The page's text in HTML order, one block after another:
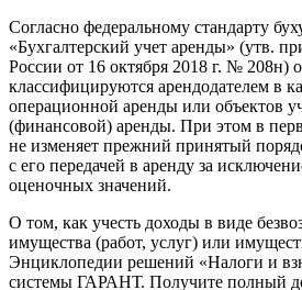
Согласно федеральному стандарту
«Бухгалтерский учет аренды» (утв.
России от 16 октября 2018 г. № 208н)
классифицируются арендодателем в
операционной аренды или объектов
(финансовой) аренды. При этом в
не изменяет прежний принятый
с его передачей в аренду за
оценочных значений.
О том, как учесть доходы в виде
имущества (работ, услуг) или
Энциклопедии решений «Налоги и
системы ГАРАНТ. Получите полный